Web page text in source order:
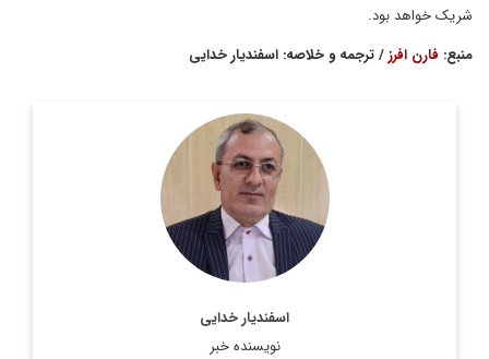
شریک خواهد بود.
منبع: فارن افرز/ ترجمه و خلاصه: اسفندیار خدایی
اسفندیار خدایی
نویسنده خبر
دکترای مطالعات آمریکا از دانشگاه تهران
اطلاعات بیشتر